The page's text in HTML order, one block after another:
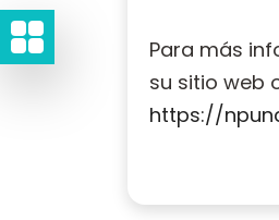
Para más
su sitio web
https://